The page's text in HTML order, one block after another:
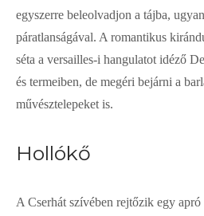
egyszerre beleolvadjon a tájba,
páratlanságával. A romantikus
séta a versailles-i hangulatot idéző
és termeiben, de megéri bejárni a
művésztelepeket is.
Hollókő
A Cserhát szívében rejtőzik egy